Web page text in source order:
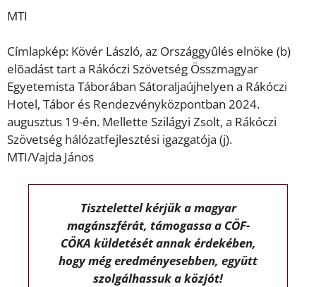
MTI
Címlapkép: Kövér László, az Országgyûlés elnöke (b)
elõadást tart a Rákóczi Szövetség Összmagyar
Egyetemista Táborában Sátoraljaújhelyen a Rákóczi
Hotel, Tábor és Rendezvényközpontban 2024.
augusztus 19-én. Mellette Szilágyi Zsolt, a Rákóczi
Szövetség hálózatfejlesztési igazgatója (j).
MTI/Vajda János
Tisztelettel kérjük a magyar
magánszférát, támogassa a CÖF-
CÖKA küldetését annak érdekében,
hogy még eredményesebben, együtt
szolgálhassuk a közjót!